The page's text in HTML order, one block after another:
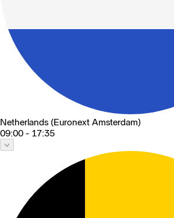
Netherlands (Euronext Amsterdam)
09:00 - 17:35